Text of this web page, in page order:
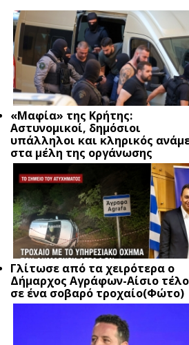
«Μαφία» της Κρήτης:
Αστυνομικοί, δημόσιοι
υπάλληλοι και κληρικός
στα μέλη της οργάνωσης
Γλίτωσε από τα χειρότερα ο
Δήμαρχος Αγράφων-Αίσιο
σε ένα σοβαρό τροχαίο(Φώτο)